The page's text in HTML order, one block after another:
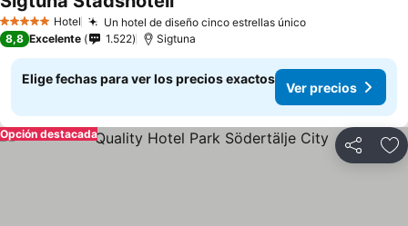
5 Estrellas Hotel Un hotel de diseño cinco estrellas únicoVer precios
Ver precios
8,8 Excelente 1.522 Sigtuna
Elige fechas para ver los precios exactos
Ver precios
Compartir
Opción destacada